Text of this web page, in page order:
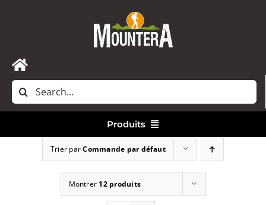
Toggle
Navigation
Accueil
Rechercher:
Produits
Vêtements
Randonnée
Trier parCommande par défaut
Montrer 12 produits